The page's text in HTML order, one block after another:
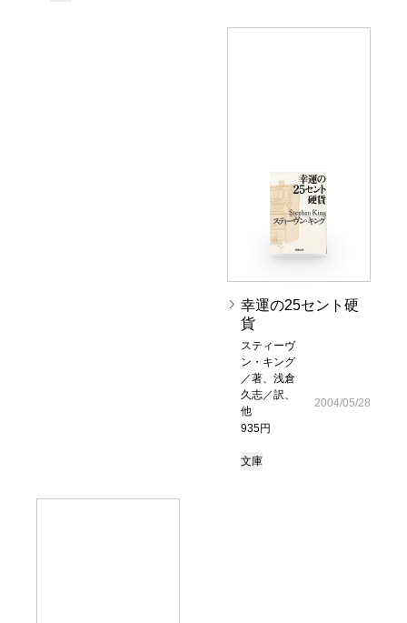
幸運の25セント硬
貨
スティーヴ
ン・キング
／著、浅倉
久志／訳、
他
935円
2004/05/28
文庫